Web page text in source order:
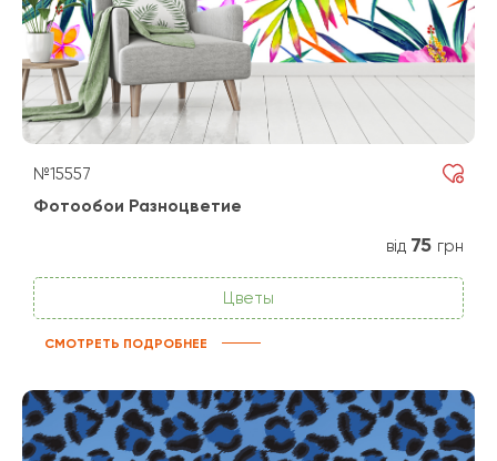
№15557
Фотообои Разноцветие
від 75 грн
Цветы
СМОТРЕТЬ ПОДРОБНЕЕ